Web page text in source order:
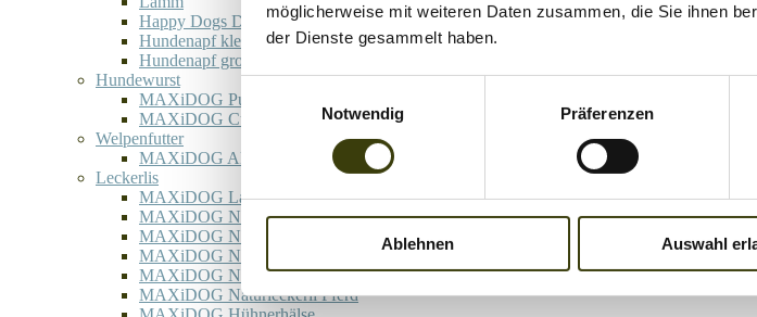
möglicherweise mit weiteren Daten zusammen, die Sie ihnen
der Dienste gesammelt haben.
Notwendig
Präferenzen
Ablehnen Auswahl
Happy Dogs Day
Hundenapf klein
Hundenapf groß
Hundewurst
MAXiDOG Pura Rinderwurst
MAXiDOG Cura Pferd
Welpenfutter
MAXiDOG Allround Junior
Leckerlis
MAXiDOG Lammfüße
MAXiDOG Naturleckerli Rind
MAXiDOG Naturleckerli Wildschwein
MAXiDOG Naturleckerli Hirsch
MAXiDOG Naturleckerli Lamm
MAXiDOG Naturleckerli Pferd